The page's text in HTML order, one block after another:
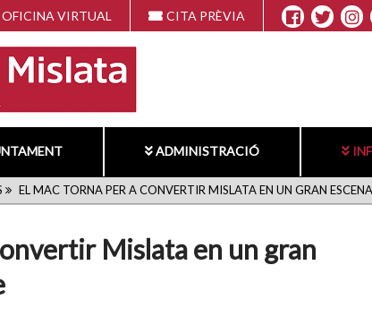
OFICINA VIRTUAL CITA PRÈVIA
ADMINISTRACIÓ
EL MAC TORNA PER A CONVERTIR MISLATA EN UN GRAN
Mislata en un gran